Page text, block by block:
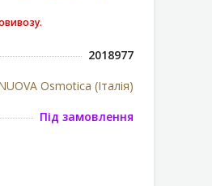
2018977
Osmotica (Італія)
Під замовлення